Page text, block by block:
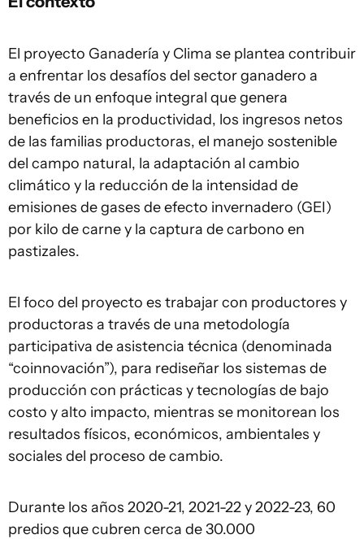
El proyecto Ganadería y Clima se plantea contribuir
a enfrentar los desafíos del sector ganadero a
través de un enfoque integral que genera
beneficios en la productividad, los ingresos netos
de las familias productoras, el manejo sostenible
del campo natural, la adaptación al cambio
climático y la reducción de la intensidad de
emisiones de gases de efecto invernadero (GEI)
por kilo de carne y la captura de carbono en
pastizales.
El foco del proyecto es trabajar con productores y
productoras a través de una metodología
participativa de asistencia técnica (denominada
“coinnovación”), para rediseñar los sistemas de
producción con prácticas y tecnologías de bajo
costo y alto impacto, mientras se monitorean los
resultados físicos, económicos, ambientales y
sociales del proceso de cambio.
Durante los años 2020-21, 2021-22 y 2022-23, 60
predios que cubren cerca de 30.000